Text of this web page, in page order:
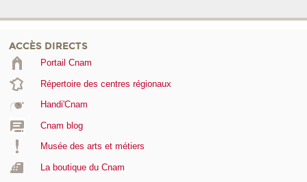
ACCÈS DIRECTS
Portail Cnam
Répertoire des centres régionaux
Handi'Cnam
Cnam blog
Musée des arts et métiers
La boutique du Cnam